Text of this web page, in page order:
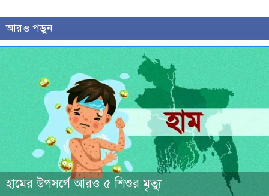
আরও পড়ুন
হামের উপসর্গে আরও ৫ শিশুর মৃত্যু